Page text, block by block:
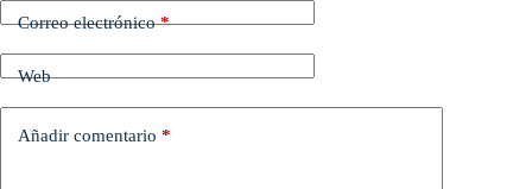
Correo electrónico*
Web
Añadir comentario *